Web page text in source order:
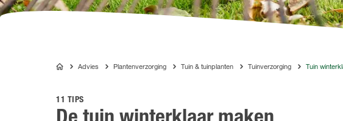
COMPOAdvies Plantenverzorging Tuin & tuinplanten Tuinverzorging Tuin
11 TIPS